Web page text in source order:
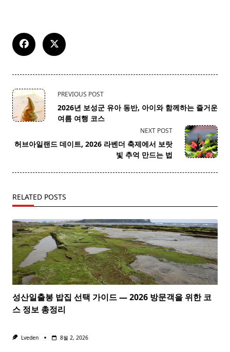
<span
class="nav-
subtitle
reader-
PREVIOUS POST
2026년 보성군 유아 동반, 아이와 함께하는 즐거운
여름 여행 코스
NEXT POST
허브아일랜드 데이트, 2026 라벤더 축제에서 보랏
빛 추억 만드는 법
RELATED POSTS
성산일출봉 밥집 선택 가이드 — 2026 방문객을 위한 코
스 정보 총정리
Lveden 8월 2, 2026